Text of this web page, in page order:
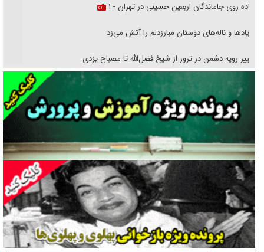
پیاده روی جاماندگان اربعین حسینی در تهران - ۱
فریاد‌ها و ناله‌های دوستان مبارزدلم را آتش می‌زد
تغییر رویه دشمن در ترور از شیخ فضل‌الله تا مصباح یزدی
خرید قسطی اولش خنده و آخرش گریه است!
فوتبال و آن «بالا»!
راهبرد غافلگیری با نسل جدید پهپاد‌ها
جنجال پزشکان تقلبی در صنعت زیبایی
یهودی‌ها در ادبیات داستانی اروپا؛ از شکسپیر تا دیکنز
گفت‌وگو با خواهر یکی از شهدای جنگ رمضان/ خواهرم فرمانده جهادی و
اهل خدمت بی‌منت بود